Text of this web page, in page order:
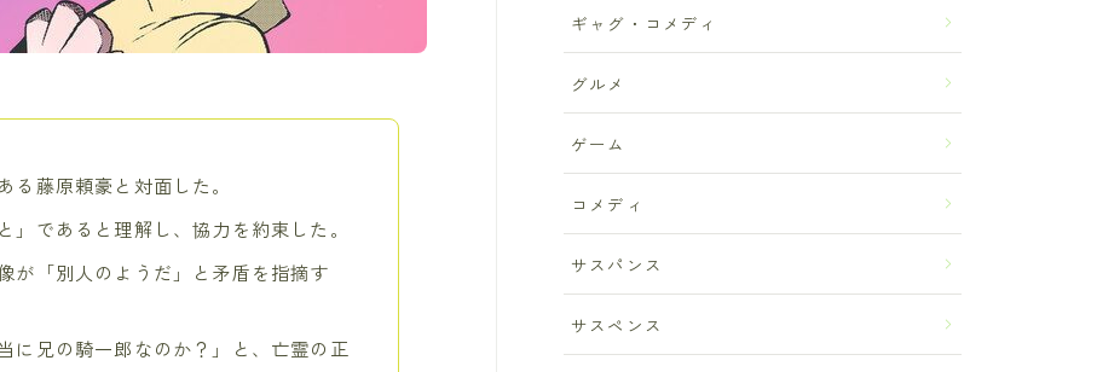
藤原頼豪と対面した。
であると理解し、協力を約束した。
が「別人のようだ」と矛盾を指摘す
に兄の騎一郎なのか？」と、亡霊の正
ギャグ・コメディ
グルメ
ゲーム
コメディ
サスパンス
サスペンス